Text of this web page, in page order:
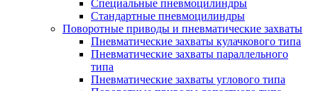
Специальные пневмоцилиндры
Стандартные пневмоцилиндры
Поворотные приводы и пневматические захваты
Пневматические захваты кулачкового типа
Пневматические захваты параллельного
типа
Пневматические захваты углового типа